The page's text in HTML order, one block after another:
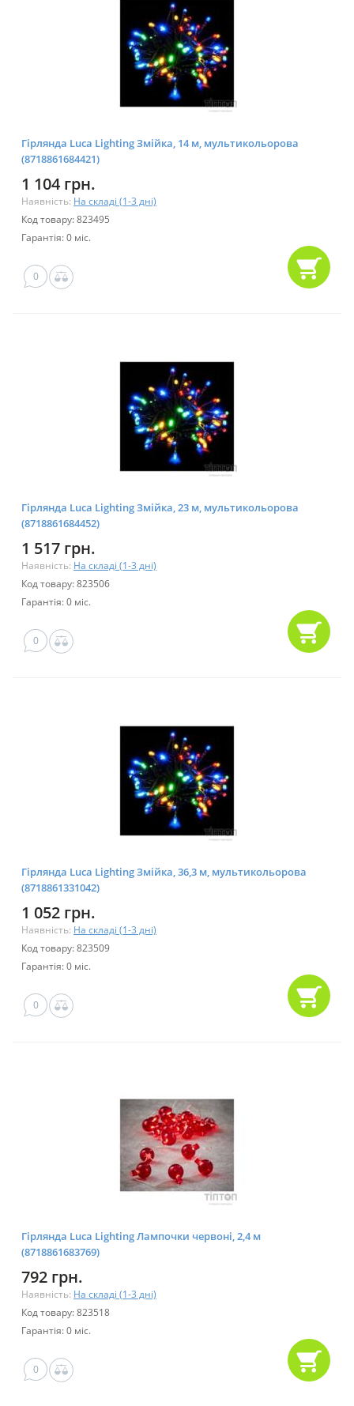
Гірлянда Luca Lighting Змійка, 14 м, мультикольорова
(8718861684421)
1 104 грн.
Наявність: На складі (1-3 дні)
Код товару: 823495
Гарантія: 0 міс.
0
Гірлянда Luca Lighting Змійка, 23 м, мультикольорова
(8718861684452)
1 517 грн.
Наявність: На складі (1-3 дні)
Код товару: 823506
Гарантія: 0 міс.
0
Гірлянда Luca Lighting Змійка, 36,3 м, мультикольорова
(8718861331042)
1 052 грн.
Наявність: На складі (1-3 дні)
Код товару: 823509
Гарантія: 0 міс.
0
Гірлянда Luca Lighting Лампочки червоні, 2,4 м
(8718861683769)
792 грн.
Наявність: На складі (1-3 дні)
Код товару: 823518
Гарантія: 0 міс.
0